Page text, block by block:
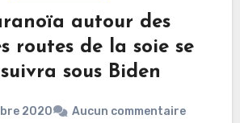
autour des
routes de la soie se
sous Biden
2020 Aucun commentaire